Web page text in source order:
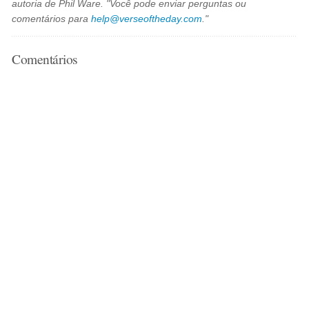
autoria de Phil Ware. "Você pode enviar perguntas ou
comentários parahelp@verseoftheday.com ."
Comentários